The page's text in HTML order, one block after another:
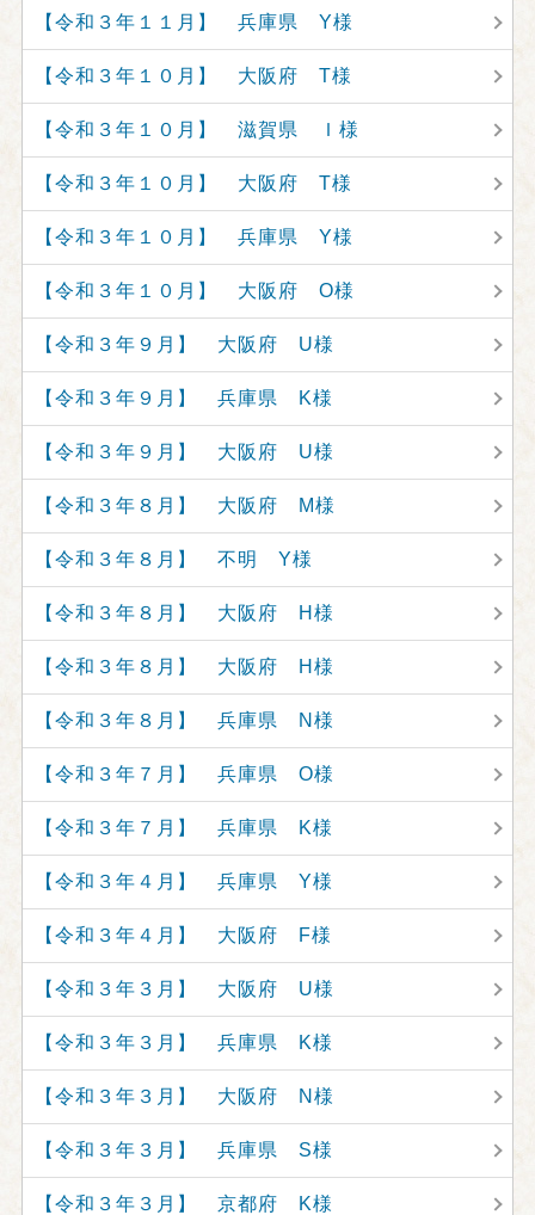
【令和３年１１月】 兵庫県 Y様
【令和３年１０月】 大阪府 T様
【令和３年１０月】 滋賀県 Ｉ様
【令和３年１０月】 大阪府 T様
【令和３年１０月】 兵庫県 Y様
【令和３年１０月】 大阪府 O様
【令和３年９月】 大阪府 U様
【令和３年９月】 兵庫県 K様
【令和３年９月】 大阪府 U様
【令和３年８月】 大阪府 M様
【令和３年８月】 不明 Y様
【令和３年８月】 大阪府 H様
【令和３年８月】 大阪府 H様
【令和３年８月】 兵庫県 N様
【令和３年７月】 兵庫県 O様
【令和３年７月】 兵庫県 K様
【令和３年４月】 兵庫県 Y様
【令和３年４月】 大阪府 F様
【令和３年３月】 大阪府 U様
【令和３年３月】 兵庫県 K様
【令和３年３月】 大阪府 N様
【令和３年３月】 兵庫県 S様
【令和３年３月】 京都府 K様